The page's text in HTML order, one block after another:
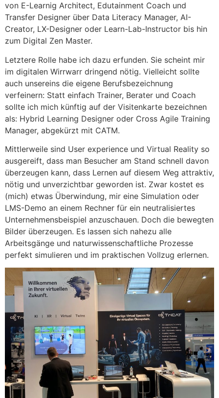
von E-Learnig Architect, Edutainment Coach und
Transfer Designer über Data Literacy Manager, AI-
Creator, LX-Designer oder Learn-Lab-Instructor bis hin
zum Digital Zen Master.
Letztere Rolle habe ich dazu erfunden. Sie scheint mir
im digitalen Wirrwarr dringend nötig. Vielleicht sollte
auch unsereins die eigene Berufsbezeichnung
verfeinern: Statt einfach Trainer, Berater und Coach
sollte ich mich künftig auf der Visitenkarte bezeichnen
als: Hybrid Learning Designer oder Cross Agile Training
Manager, abgekürzt mit CATM.
Mittlerweile sind User experience und Virtual Reality so
ausgereift, dass man Besucher am Stand schnell davon
überzeugen kann, dass Lernen auf diesem Weg attraktiv,
nötig und unverzichtbar geworden ist. Zwar kostet es
(mich) etwas Überwindung, mir eine Simulation oder
LMS-Demo an einem Rechner für ein neutralisiertes
Unternehmensbeispiel anzuschauen. Doch die bewegten
Bilder überzeugen. Es lassen sich nahezu alle
Arbeitsgänge und naturwissenschaftliche Prozesse
perfekt simulieren und im praktischen Vollzug erlernen.